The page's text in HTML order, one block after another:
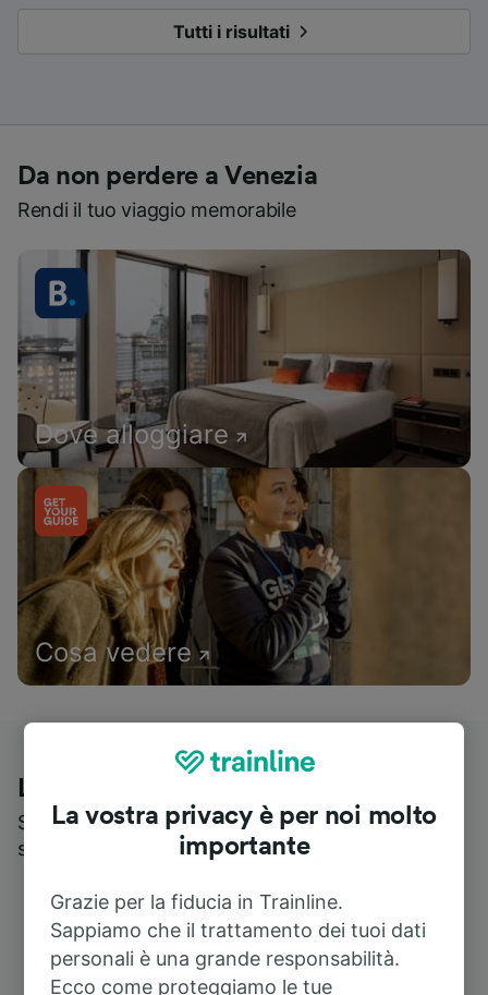
Tutti i risultati
Da non perdere a Venezia
Rendi il tuo viaggio memorabile
Dove alloggiare
Cosa vedere
Le recensioni dei nostri viaggiatori
Scopri cosa pensa realmente chi utilizza i nostri
servizi
La vostra privacy è per noi molto
importante
Grazie per la fiducia in Trainline.
Sappiamo che il trattamento dei tuoi dati
personali è una grande responsabilità.
Ecco come proteggiamo le tue